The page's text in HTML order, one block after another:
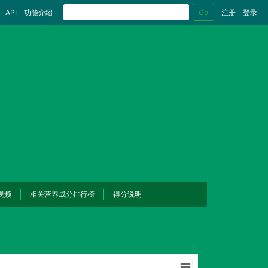
API 功能介绍 Go 注册 登录
频 相关营养成分排行榜 得分说明